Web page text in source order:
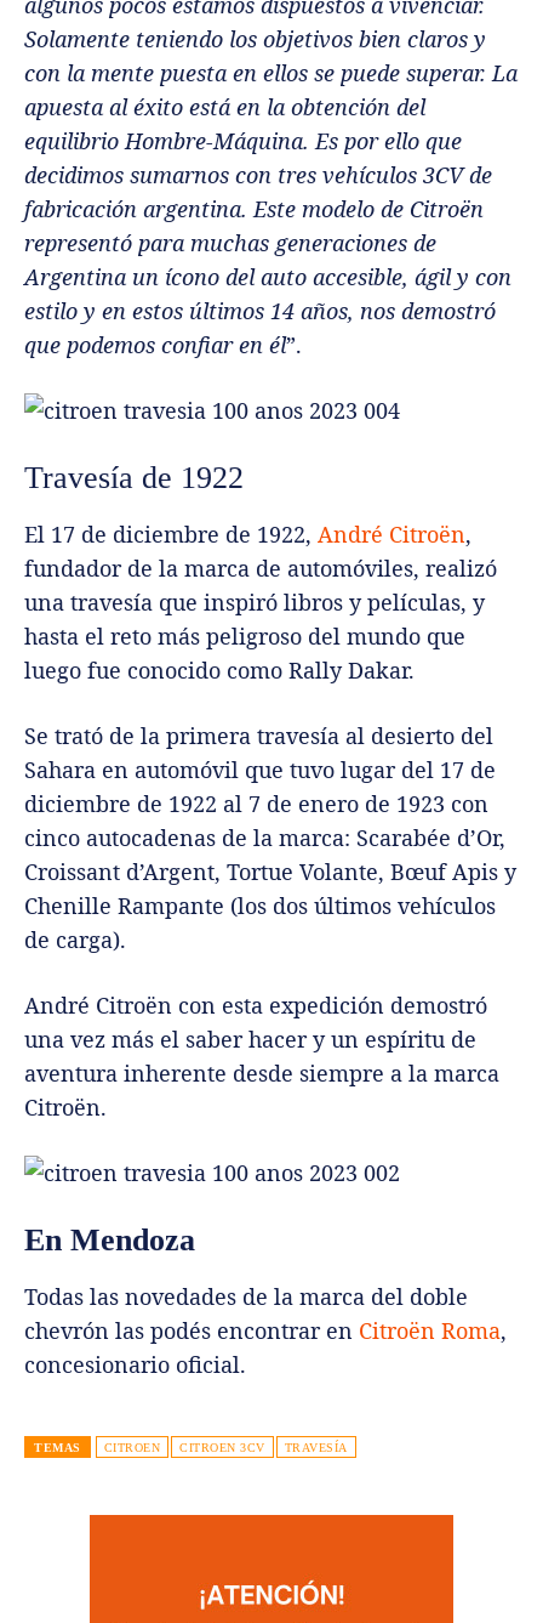
Solamente teniendo los objetivos bien claros y
con la mente puesta en ellos se puede superar. La
apuesta al éxito está en la obtención del
equilibrio Hombre‐Máquina. Es por ello que
decidimos sumarnos con tres vehículos 3CV de
fabricación argentina. Este modelo de Citroën
representó para muchas generaciones de
Argentina un ícono del auto accesible, ágil y con
estilo y en estos últimos 14 años, nos demostró
que podemos confiar en él”.
Travesía de 1922
El 17 de diciembre de 1922, André Citroën,
fundador de la marca de automóviles, realizó
una travesía que inspiró libros y películas, y
hasta el reto más peligroso del mundo que
luego fue conocido como Rally Dakar.
Se trató de la primera travesía al desierto del
Sahara en automóvil que tuvo lugar del 17 de
diciembre de 1922 al 7 de enero de 1923 con
cinco autocadenas de la marca: Scarabée d’Or,
Croissant d’Argent, Tortue Volante, Bœuf Apis y
Chenille Rampante (los dos últimos vehículos
de carga).
André Citroën con esta expedición demostró
una vez más el saber hacer y un espíritu de
aventura inherente desde siempre a la marca
Citroën.
En Mendoza
Todas las novedades de la marca del doble
chevrón las podés encontrar en Citroën Roma,
concesionario oficial.
TEMAS CITROEN CITROEN 3CV TRAVESÍA